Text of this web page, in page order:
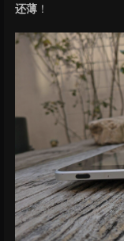
还薄 ！